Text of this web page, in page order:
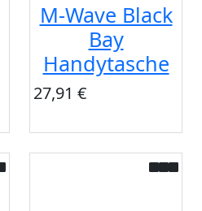
M-Wave Black
Bay
Handytasche
27,91 €